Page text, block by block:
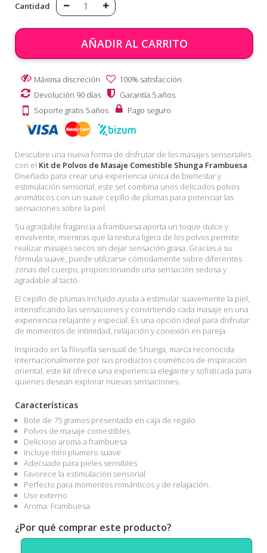
Cantidad
AÑADIR AL CARRITO
Máxima discreción
100% satisfacción
Devolución 90 días
Garantía 5 años
Soporte gratis 5 años
Pago seguro
Descubre una nueva forma de disfrutar de los masajes sensoriales
con el Kit de Polvos de Masaje Comestible Shunga Frambuesa.
Diseñado para crear una experiencia única de bienestar y
estimulación sensorial, este set combina unos delicados polvos
aromáticos con un suave cepillo de plumas para potenciar las
sensaciones sobre la piel.
Su agradable fragancia a frambuesa aporta un toque dulce y
envolvente, mientras que la textura ligera de los polvos permite
realizar masajes secos sin dejar sensación grasa. Gracias a su
fórmula suave, puede utilizarse cómodamente sobre diferentes
zonas del cuerpo, proporcionando una sensación sedosa y
agradable al tacto.
El cepillo de plumas incluido ayuda a estimular suavemente la piel,
intensificando las sensaciones y convirtiendo cada masaje en una
experiencia relajante y especial. Es una opción ideal para disfrutar
de momentos de intimidad, relajación y conexión en pareja.
Inspirado en la filosofía sensual de Shunga, marca reconocida
internacionalmente por sus productos cosméticos de inspiración
oriental, este kit ofrece una experiencia elegante y sofisticada para
quienes desean explorar nuevas sensaciones.
Características
Bote de 75 gramos presentado en caja de regalo
Polvos de masaje comestibles
Delicioso aroma a frambuesa
Incluye mini plumero suave
Adecuado para pieles sensibles
Favorece la estimulación sensorial
Perfecto para momentos románticos y de relajación.
Uso externo
Aroma: Frambuesa
¿Por qué comprar este producto?